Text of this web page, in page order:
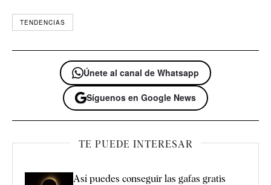
TENDENCIAS
Únete al canal de Whatsapp
Síguenos en Google News
TE PUEDE INTERESAR
Así puedes conseguir las gafas gratis